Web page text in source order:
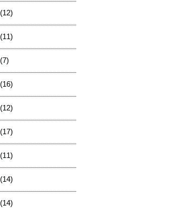
(12)
(11)
(7)
(16)
(12)
(17)
(11)
(14)
(14)